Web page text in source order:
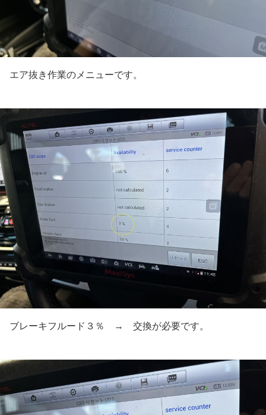
エア抜き作業のメニューです。
ブレーキフルード３％ → 交換が必要です。